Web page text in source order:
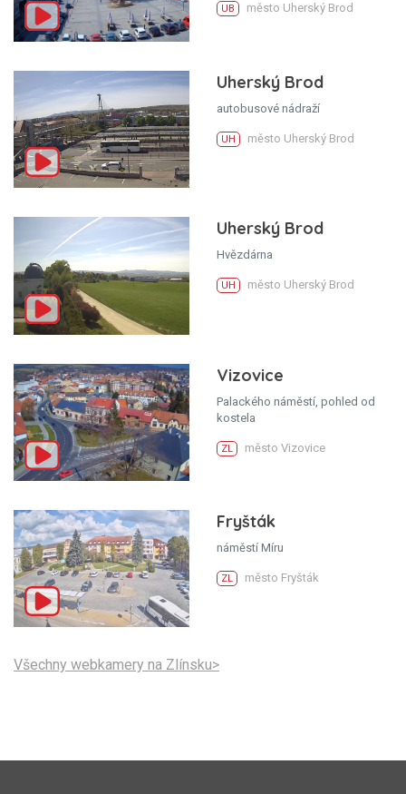
UB město Uherský Brod
Uherský Brod
autobusové nádraží
UH město Uherský Brod
Uherský Brod
Hvězdárna
UH město Uherský Brod
Vizovice
Palackého náměstí, pohled od
kostela
ZL město Vizovice
Fryšták
náměstí Míru
ZL město Fryšták
Všechny webkamery na Zlínsku>